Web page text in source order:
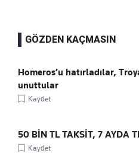
GÖZDEN KAÇMASIN
Homeros’u hatırladılar,
unuttular
Kaydet
50 BİN TL TAKSİT, 7 AYDA
Kaydet